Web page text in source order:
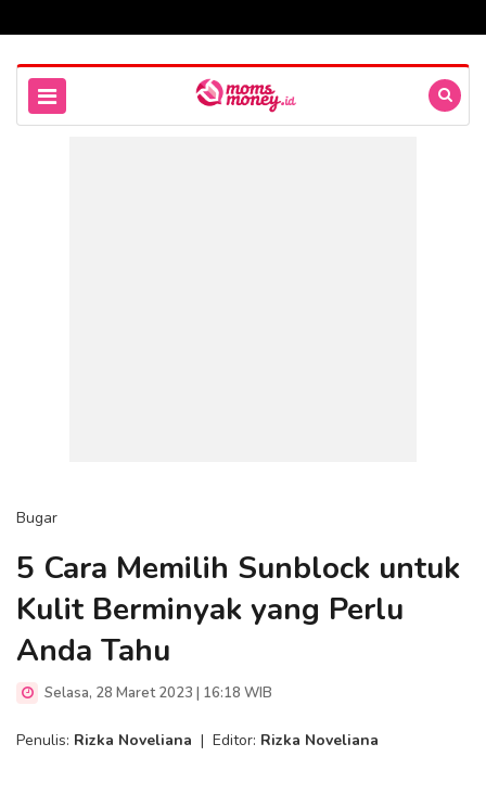
Bugar
5 Cara Memilih Sunblock untuk
Kulit Berminyak yang Perlu
Anda Tahu
Selasa, 28 Maret 2023 | 16:18 WIB
Penulis: Rizka Noveliana | Editor: Rizka Noveliana